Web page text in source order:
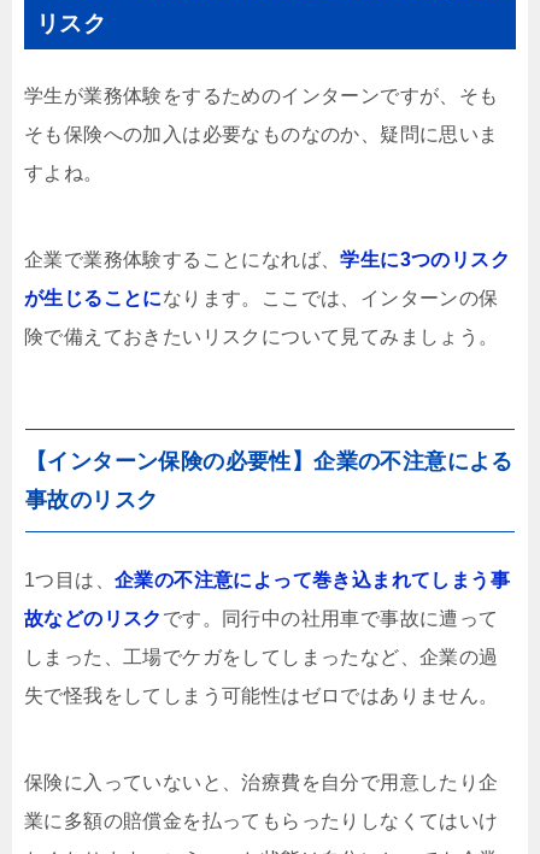
リスク
学生が業務体験をするためのインターンですが、そも
そも保険への加入は必要なものなのか、疑問に思いま
すよね。
企業で業務体験することになれば、学生に3つのリスク
が生じることになります。ここでは、インターンの保
険で備えておきたいリスクについて見てみましょう。
【インターン保険の必要性】企業の不注意による
事故のリスク
1つ目は、 企業の不注意によって巻き込まれてしまう事
故などのリスク です。同行中の社用車で事故に遭って
しまった、工場でケガをしてしまったなど、企業の過
失で怪我をしてしまう可能性はゼロではありません。
保険に入っていないと、治療費を自分で用意したり企
業に多額の賠償金を払ってもらったりしなくてはいけ